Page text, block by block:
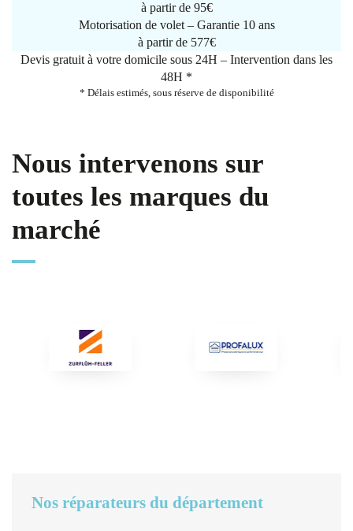
à partir de 95€
Motorisation de volet – Garantie 10 ans
à partir de 577€
Devis gratuit à votre domicile sous 24H – Intervention dans les
48H *
* Délais estimés, sous réserve de disponibilité
Nous intervenons sur
toutes les marques du
marché
Nos réparateurs du département